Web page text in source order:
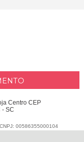
Centro CEP
- SC
00586355000104